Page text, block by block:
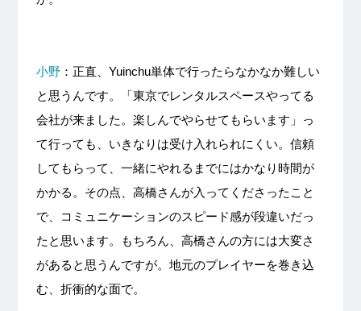
小野：正直、Yuinchu単体で行ったらなかなか難しい
と思うんです。「東京でレンタルスペースやってる
会社が来ました。楽しんでやらせてもらいます」っ
て行っても、いきなりは受け入れられにくい。信頼
してもらって、一緒にやれるまでにはかなり時間が
かかる。その点、高橋さんが入ってくださったこと
で、コミュニケーションのスピード感が段違いだっ
たと思います。もちろん、高橋さんの方には大変さ
があると思うんですが。地元のプレイヤーを巻き込
む、折衝的な面で。